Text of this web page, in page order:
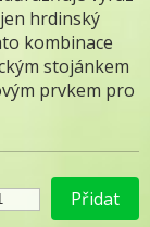
hrdinský
kombinace
stojánkem
prvkem pro